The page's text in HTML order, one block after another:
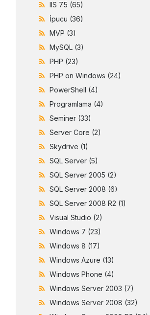
IIS 7.5 (65)
İpucu (36)
MVP (3)
MySQL (3)
PHP (23)
PHP on Windows (24)
PowerShell (4)
Programlama (4)
Seminer (33)
Server Core (2)
Skydrive (1)
SQL Server (5)
SQL Server 2005 (2)
SQL Server 2008 (6)
SQL Server 2008 R2 (1)
Visual Studio (2)
Windows 7 (23)
Windows 8 (17)
Windows Azure (13)
Windows Phone (4)
Windows Server 2003 (7)
Windows Server 2008 (32)